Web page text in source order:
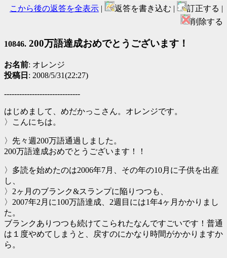
こから後の返答を全表示 | 返答を書き込む |
訂正する |
削除する
10846. 200万語達成おめでとうございます！
お名前: オレンジ
投稿日 : 2008/5/31(22:27)
------------------------------
はじめまして、めだかっこさん。オレンジです。
〉こんにちは。
〉先々週200万語通過しました。
200万語達成おめでとうございます！！
〉多読を始めたのは2006年7月、その年の10月に子供を出産
し、
〉2ヶ月のブランク&スランプに陥りつつも、
〉2007年2月に100万語達成、2週目には1年4ヶ月かかりまし
た。
ブランクありつつも続けてこられたなんですごいです！普通
は１度やめてしまうと、戻すのにかなり時間がかかりますか
ら。